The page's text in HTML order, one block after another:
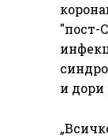
"пост-
и дори